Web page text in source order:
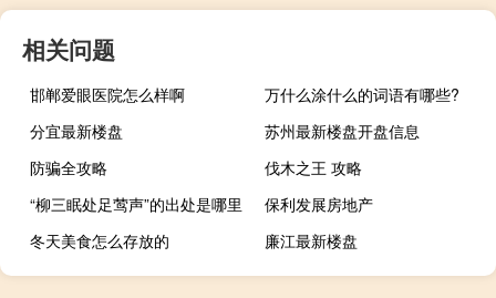
相关问题
邯郸爱眼医院怎么样啊
万什么涂什么的词语有哪些?
分宜最新楼盘
苏州最新楼盘开盘信息
防骗全攻略
伐木之王 攻略
“柳三眠处足莺声”的出处是哪里
保利发展房地产
冬天美食怎么存放的
廉江最新楼盘